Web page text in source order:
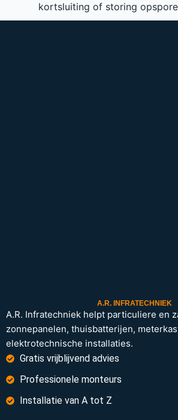
kortsluiting of storing
A.R. INFRATECHNIEK
A.R. Infratechniek helpt particuliere en
zonnepanelen, thuisbatterijen,
elektrotechnische installaties.
Gratis vrijblijvend advies
Professionele monteurs
Installatie van A tot Z